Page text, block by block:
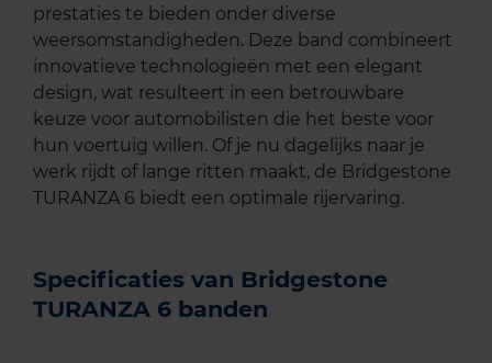
prestaties te bieden onder diverse
weersomstandigheden. Deze band combineert
innovatieve technologieën met een elegant
design, wat resulteert in een betrouwbare
keuze voor automobilisten die het beste voor
hun voertuig willen. Of je nu dagelijks naar je
werk rijdt of lange ritten maakt, de Bridgestone
TURANZA 6 biedt een optimale rijervaring.
Specificaties van Bridgestone
TURANZA 6 banden